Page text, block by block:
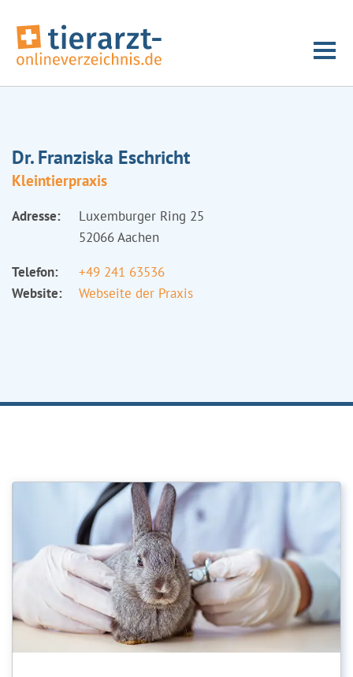
Dr. Franziska Eschricht
Kleintierpraxis
Adresse:
Luxemburger Ring 25
52066 Aachen
Telefon:
+49 241 63536
Website:
Webseite der Praxis